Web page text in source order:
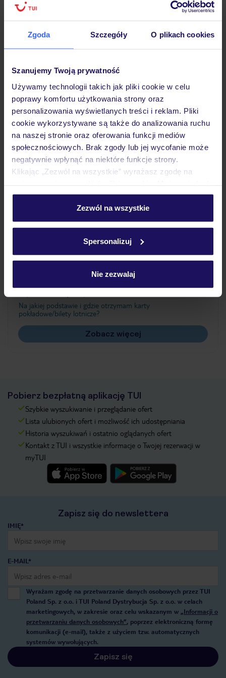
Zgoda Szczegóły O plikach cookies
Szanujemy Twoją prywatność
Używamy technologii takich jak pliki cookie w celu
poprawy komfortu użytkowania strony oraz
personalizowania wyświetlanych treści i reklam. Pliki
cookie wykorzystywane są także do analizowania ruchu
na naszej stronie oraz oferowania funkcji mediów
społecznościowych. Brak zgody lub jej wycofanie może
negatywnie wpłynąć na niektóre funkcje strony.
Klikając „Zezwól na wszystkie” wyrażasz zgodę na
personalizować swój wybór wchodząc w zakładkę
Szczegółowe informacje o plikach cookie znajdziesz
Zezwól na wszystkie
Spersonalizuj
Nie zezwalaj
Hotel
Opinie
Pokoje
Wyżywienie
Ważne informacje
Jak zmienić uczestników/osobę zgłaszającą?
Na jakiej podstawie i gdzie otrzymam karty
pokładowe/bilety lotnicze?
Zobacz więcej
Pobierz bezpłatną aplikację TUI
Szybkie wyszukiwanie i przeglądanie ofert
Lista ulubionych ofert i możliwość ich udostępniania
Historia wyszukiwań i ostatnio oglądanych ofert
Kontakt z TUI i wszystkie informacje o Twojej rezerwacji w
myTUI
Zapisz się do newslettera
IMIĘ*
E-MAIL*
Wyrażam zgodę na przetwarzanie danych osobowych przez TUI
Poland Sp. z o.o. i TUI Poland Dystrybucja Sp. z o.o. w celach
marketingowych, w zakresie oraz celu wskazanym w „Informacji o
przetwarzaniu danych osobowych”, poprzez elektroniczną formę
komunikacji (e-mail), także z użyciem tzw. automatycznych
systemów wywołujących.
Zapisz się